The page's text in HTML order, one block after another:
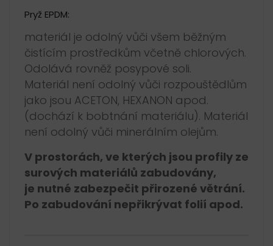
Pryž EPDM:
materiál je odolný vůči všem běžným
čistícím prostředkům včetně chlorových.
Odolává rovněž posypové soli.
Materiál není odolný vůči rozpouštědlům
jako jsou ACETON, HEXANON apod.
(dochází k bobtnání materiálu). Materiál
není odolný vůči minerálním olejům.
V prostorách, ve kterých jsou profily ze
surových materiálů zabudovány,
je nutné zabezpečit přirozené větrání.
Po zabudování nepřikrývat folií apod.